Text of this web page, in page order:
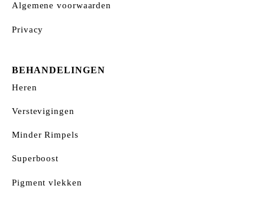
Algemene voorwaarden
Privacy
BEHANDELINGEN
Heren
Verstevigingen
Minder Rimpels
Superboost
Pigment vlekken